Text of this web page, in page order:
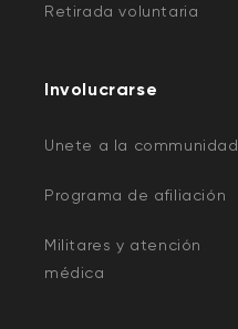
Retirada voluntaria
Involucrarse
Unete a la communidad
Programa de afiliación
Militares y atención
médica